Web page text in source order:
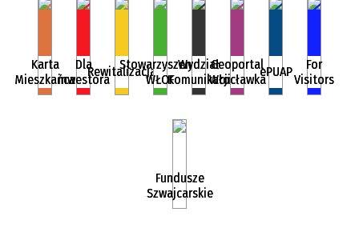
Karta
Mieszkańca
Dla
inwestoraRewitalizacja
Stowarzyszenie
WŁOF
Wydział
Komunikacji
Geoportal
WłocławkaePUAP
For
Visitors
Fundusze
Szwajcarskie